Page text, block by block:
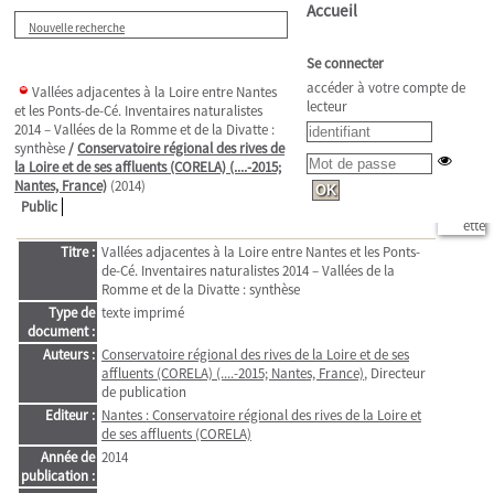
Nouvelle recherche
Vallées adjacentes à la Loire entre Nantes
et les Ponts-de-Cé. Inventaires naturalistes
2014 – Vallées de la Romme et de la Divatte :
synthèse/Conservatoire régional des rives de
la Loire et de ses affluents (CORELA) (....-2015;
Nantes, France) (2014)
Public
Titre : Vallées adjacentes à la Loire entre Nantes et les Ponts-
de-Cé. Inventaires naturalistes 2014 – Vallées de la
Romme et de la Divatte : synthèse
Type de
document :
texte imprimé
Auteurs : Conservatoire régional des rives de la Loire et de ses
affluents (CORELA) (....-2015; Nantes, France), Directeur
de publication
Editeur : Nantes : Conservatoire régional des rives de la Loire et
de ses affluents (CORELA)
Année de
publication :
2014
Accueil
Se connecter
accéder à votre compte de
lecteur